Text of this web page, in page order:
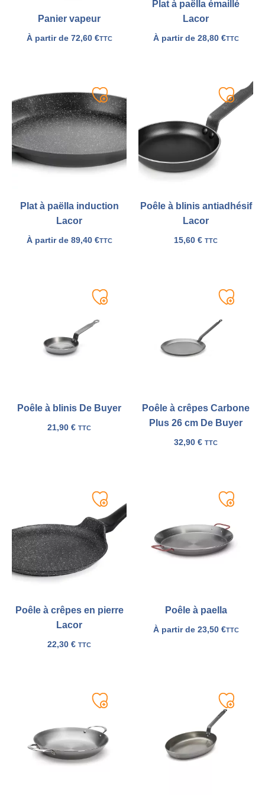
Panier vapeur
À partir de 72,60 €TTC
Plat à paëlla émaillé
Lacor
À partir de 28,80 €TTC
Plat à paëlla induction
Lacor
À partir de 89,40 €TTC
Ajouter
à
ma
liste
Poêle à blinis antiadhésif
Lacor
15,60 € TTC
Ajouter
à
ma
Poêle à blinis De Buyer
21,90 € TTC
Ajouter
Poêle à crêpes Carbone
Plus 26 cm De Buyer
32,90 € TTC
Ajouter
Poêle à crêpes en pierre
Lacor
22,30 € TTC
Ajouter
ma
liste
Poêle à paella
À partir de 23,50 €TTC
Ajouter
liste
Ajouter
liste
Ajouter
à